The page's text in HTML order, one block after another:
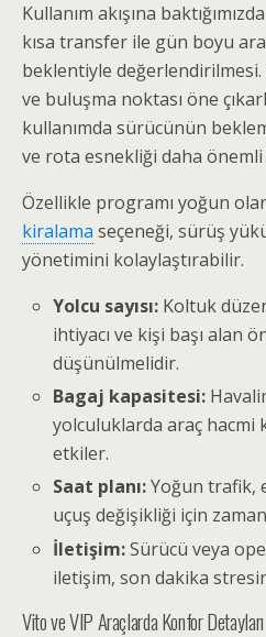
Kullanım akışına
kısa transfer ile gün boyu
beklentiyle
ve buluşma noktası öne
kullanımda sürücünün
ve rota esnekliği daha
Özellikle programı yoğun
kiralama seçeneği, sürüş
yönetimini kolaylaştırabilir.
Yolcu sayısı: Koltuk
ihtiyacı ve kişi başı alan
düşünülmelidir.
Bagaj kapasitesi:
yolculuklarda araç
etkiler.
Saat planı:Yoğun trafik,
uçuş değişikliği için zaman
İletişim:Sürücü veya
iletişim, son dakika
Vito ve VIP Araçlarda Konfor Detayları